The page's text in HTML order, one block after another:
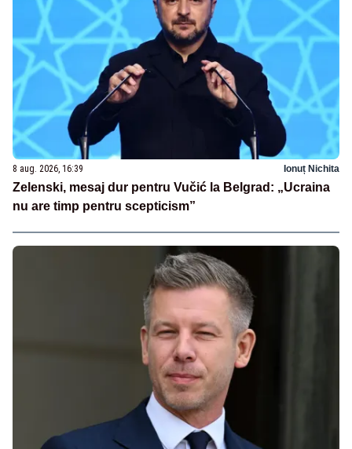
8 aug. 2026, 16:39 Ionuț Nichita
Zelenski, mesaj dur pentru Vučić la Belgrad: „Ucraina
nu are timp pentru scepticism”